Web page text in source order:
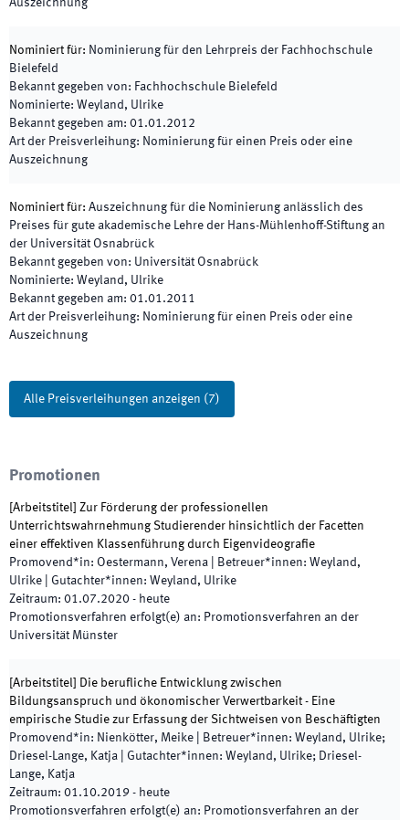
Auszeichnung
Nominiert für: Nominierung für den Lehrpreis der Fachhochschule
Bielefeld
Bekannt gegeben von: Fachhochschule Bielefeld
Nominierte: Weyland, Ulrike
Bekannt gegeben am: 01.01.2012
Art der Preisverleihung: Nominierung für einen Preis oder eine
Auszeichnung
Nominiert für: Auszeichnung für die Nominierung anlässlich des
Preises für gute akademische Lehre der Hans-Mühlenhoff-Stiftung an
der Universität Osnabrück
Bekannt gegeben von: Universität Osnabrück
Nominierte: Weyland, Ulrike
Bekannt gegeben am: 01.01.2011
Art der Preisverleihung: Nominierung für einen Preis oder eine
Auszeichnung
Alle Preisverleihungen anzeigen (7)
Promotionen
Arbeitstitel Zur Förderung der professionellen
Unterrichtswahrnehmung Studierender hinsichtlich der Facetten
einer effektiven Klassenführung durch Eigenvideografie
Promovend*in: Oestermann, Verena Betreuer*innen: Weyland,
Ulrike
Gutachter*innen: Weyland, Ulrike
Zeitraum: 01.07.2020 - heute
Promotionsverfahren erfolgt(e) an: Promotionsverfahren an der
Universität Münster
Arbeitstitel
Die berufliche Entwicklung zwischen
Bildungsanspruch und ökonomischer Verwertbarkeit - Eine
empirische Studie zur Erfassung der Sichtweisen von Beschäftigten
Promovend*in: Nienkötter, Meike Betreuer*innen: Weyland, Ulrike;
Driesel-Lange, Katja
Gutachter*innen: Weyland, Ulrike; Driesel-
Lange, Katja
Zeitraum: 01.10.2019 - heute
Promotionsverfahren erfolgt(e) an: Promotionsverfahren an der